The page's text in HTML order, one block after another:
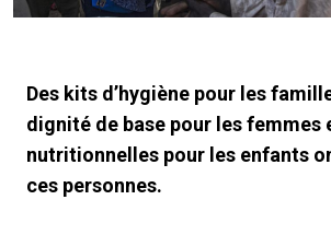
Des kits d’hygiène pour les
dignité de base pour les femmes
nutritionnelles pour les enfants
ces personnes.